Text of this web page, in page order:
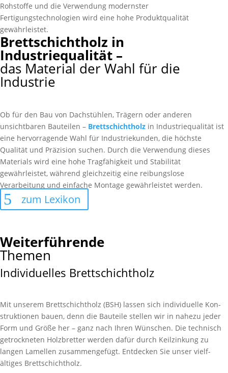
Rohstoffe und die Verwendung modernster
Fertigungstechnologien wird eine hohe Produktqualität
gewährleistet.
Brett­schicht­holz in
Industriequalität –
das Material der Wahl für die
Industrie
Ob für den Bau von Dachstühlen, Trägern oder anderen
unsichtbaren Bauteilen – Brettschichtholz in Industriequalität ist
eine hervorragende Wahl für Industriekunden, die höchste
Qualität und Präzision suchen. Durch die Verwendung dieses
Materials wird eine hohe Tragfähigkeit und Stabilität
gewährleistet, während gleichzeitig eine reibungslose
Verarbeitung und einfache Montage gewährleistet werden.
zum Lexikon
Weiterführende
Themen
Individuelles Brettschichtholz
Mit unserem Brett­schichtholz (BSH) lassen sich individuelle Kon­
struk­tionen bauen, denn die Bau­­teile stellen wir in nahe­zu jeder
Form und Größe her – ganz nach Ihren Wünschen. Die technisch
getrock­neten Holz­­bretter werden dafür durch Keil­­zinkung zu
langen Lamellen zusammen­­gefügt. Entdecken Sie unser vielf­
ältiges Brett­schichtholz.